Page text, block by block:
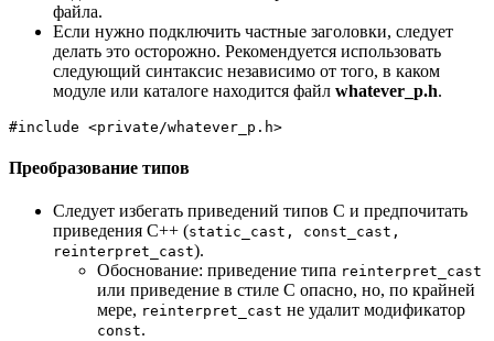
файла.
Если нужно подключить частные заголовки, следует
делать это осторожно. Рекомендуется использовать
следующий синтаксис независимо от того, в каком
модуле или каталоге находится файл whatever_p.h.
#include <private/whatever_p.h>
Преобразование типов
Следует избегать приведений типов C и предпочитать
приведения C++ (static_cast, const_cast,
reinterpret_cast).
Обоснование: приведение типа reinterpret_cast
или приведение в стиле C опасно, но, по крайней
мере, reinterpret_cast не удалит модификатор
const.